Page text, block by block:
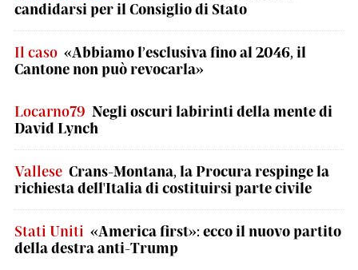
candidarsi per il Consiglio di Stato
Il caso «Abbiamo l’esclusiva fino al 2046, il
Cantone non può revocarla»
Locarno79 Negli oscuri labirinti della mente di
David Lynch
Vallese Crans-Montana, la Procura respinge la
richiesta dell'Italia di costituirsi parte civile
Stati Uniti «America first»: ecco il nuovo partito
della destra anti-Trump